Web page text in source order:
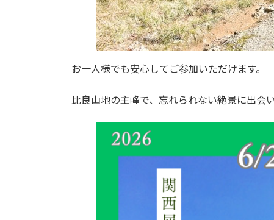
お一人様でも安心してご参加いただけます。
比良山地の主峰で、忘れられない絶景に出会